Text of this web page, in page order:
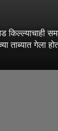
किल्ल्याचाही
ताब्यात गेला